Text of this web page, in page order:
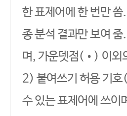
한 표제어에 한 번만
종 분석 결과만 보여
며, 가운뎃점(•) 이외
2) 붙여쓰기 허용 기호
수 있는 표제어에 쓰이